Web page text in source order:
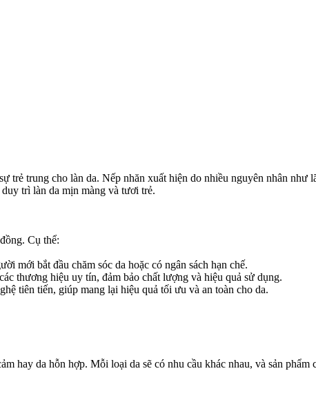
trung cho làn da. Nếp nhăn xuất hiện do nhiều nguyên nhân như
trì làn da mịn màng và tươi trẻ.
Cụ thể:
mới bắt đầu chăm sóc da hoặc có ngân sách hạn chế.
thương hiệu uy tín, đảm bảo chất lượng và hiệu quả sử dụng.
tiên tiến, giúp mang lại hiệu quả tối ưu và an toàn cho da.
hay da hỗn hợp. Mỗi loại da sẽ có nhu cầu khác nhau, và sản